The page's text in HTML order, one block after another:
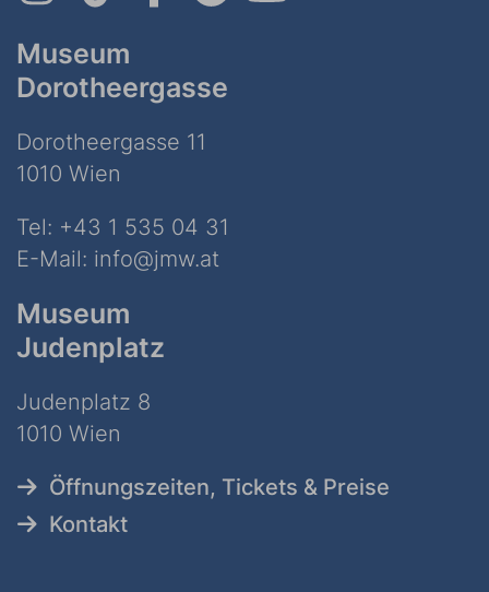
Museum
Dorotheergasse
Dorotheergasse 11
1010 Wien
Tel: +43 1 535 04 31
E-Mail: info@jmw.at
Museum
Judenplatz
Judenplatz 8
1010 Wien
Öffnungszeiten, Tickets & Preise
Kontakt